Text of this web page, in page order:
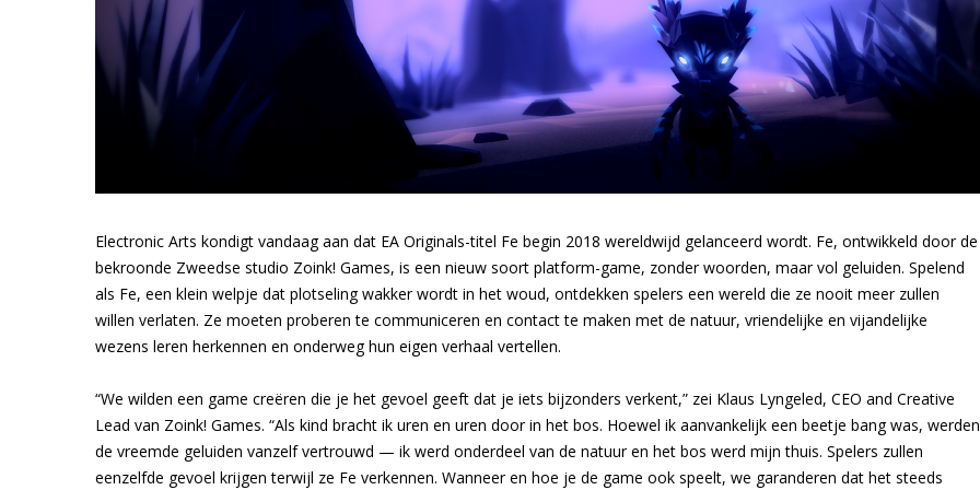
Electronic Arts kondigt vandaag aan dat EA Originals-titel Fe begin 2018 wereldwijd gelanceerd wordt. Fe, ontwikkeld door de
bekroonde Zweedse studio Zoink! Games, is een nieuw soort platform-game, zonder woorden, maar vol geluiden. Spelend
als Fe, een klein welpje dat plotseling wakker wordt in het woud, ontdekken spelers een wereld die ze nooit meer zullen
willen verlaten. Ze moeten proberen te communiceren en contact te maken met de natuur, vriendelijke en vijandelijke
wezens leren herkennen en onderweg hun eigen verhaal vertellen.
“We wilden een game creëren die je het gevoel geeft dat je iets bijzonders verkent,” zei Klaus Lyngeled, CEO and Creative
Lead van Zoink! Games. “Als kind bracht ik uren en uren door in het bos. Hoewel ik aanvankelijk een beetje bang was, werden
de vreemde geluiden vanzelf vertrouwd — ik werd onderdeel van de natuur en het bos werd mijn thuis. Spelers zullen
eenzelfde gevoel krijgen terwijl ze Fe verkennen. Wanneer en hoe je de game ook speelt, we garanderen dat het steeds